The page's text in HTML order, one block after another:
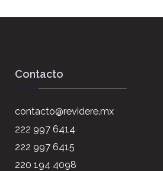
Contacto
contacto@revidere.mx
222 997 6414
222 997 6415
220 194 4098